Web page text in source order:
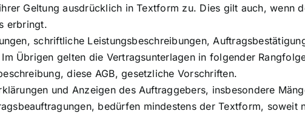
Geltung ausdrücklich in Textform zu. Dies gilt auch, wenn
erbringt.
schriftliche Leistungsbeschreibungen,
Übrigen gelten die Vertragsunterlagen in folgender
diese AGB, gesetzliche Vorschriften.
und Anzeigen des Auftraggebers, insbesondere
bedürfen mindestens der Textform,